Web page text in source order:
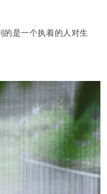
的是一个执着的人对生